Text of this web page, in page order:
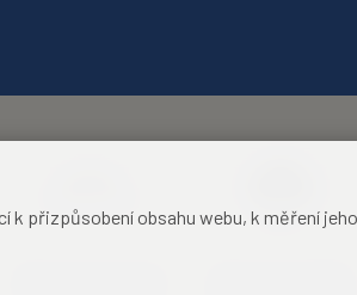
přizpůsobení obsahu webu, k měření